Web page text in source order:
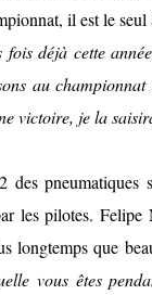
il est le seul
déjà cette
au
victoire, je la
pneumatiques
les pilotes.
longtemps que
vous êtes